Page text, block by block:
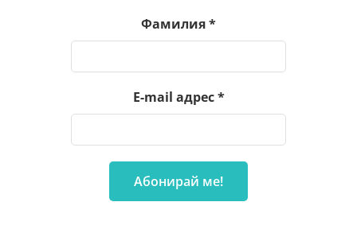
Фамилия*
E-mail адрес*